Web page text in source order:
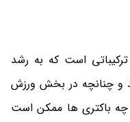
است که به رشد
و چنانچه در بخش ورزش
چه باکتری ها ممکن است